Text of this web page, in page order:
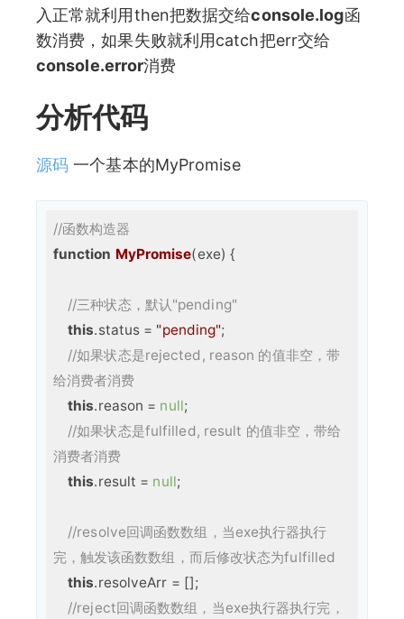
入正常就利用then把数据交给console.log函
数消费，如果失败就利用catch把err交给
console.error消费
分析代码
源码 一个基本的MyPromise
//函数构造器
function MyPromise(exe) {
//三种状态，默认"pending"
this.status = "pending";
//如果状态是rejected, reason 的值非空，带
给消费者消费
this.reason = null;
//如果状态是fulfilled, result 的值非空，带给
消费者消费
this.result = null;
//resolve回调函数数组，当exe执行器执行
完，触发该函数数组，而后修改状态为fulfilled
this.resolveArr = [];
//reject回调函数数组，当exe执行器执行完，